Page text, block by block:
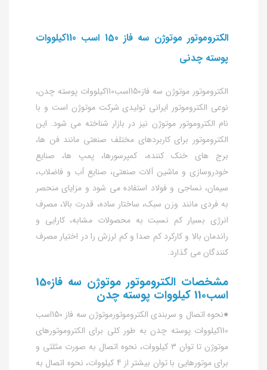
الکتروموتور موتوژن سه فاز 150 اسب 110کیلووات
پوسته چدنی
الکتروموتور موتوژن سه فاز150اسب110کیلووات پوسته چدن،
نوعی الکتروموتور ایرانی تولیدی شرکت موتوژن است و با
نام الکتروموتور موتوژن نیز در بازار شناخته می شود. این
الکتروموتور برای کاربردهای مختلف صنعتی مانند فن ها،
برج های خنک کننده، کمپرسورها، پمپ ها، صنایع
خودروسازی و ماشین آلات صنعتی، صنایع آب و فاضلاب،
سیمان، نساجی و فولاد استفاده می شود و مزایای منحصر
به فردی مانند وزن سبک، ساختار ساده، قدرت بالا، مصرف
انرژی بسیار کم نسبت به محصولات مشابه، کارایی و
راندمان بالا و کارکرد کم صدا و کم لرزش را در اختیار مصرف
کنندگان می گذارد.
مشخصات الکتروموتور موتوژن سه فاز150
اسب110 کیلووات پوسته چدن
●نحوه اتصال و سربندی الکتروموتورموتوژن سه فاز 150اسب
110کیلووات پوسته چدن به طور کلی برای الکتروموتورهای
موتوژن تا توان 3 کیلووات، نحوه اتصال به صورت مثلثی و
برای موتورهایی با توان بیشتر از 4 کیلووات، نحوه اتصال به